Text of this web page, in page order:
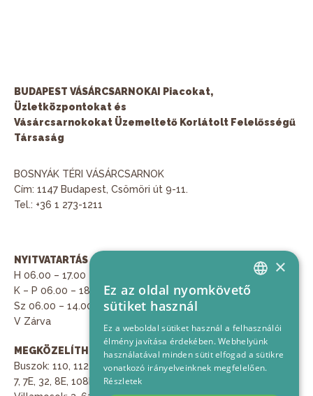
BUDAPEST VÁSÁRCSARNOKAI Piacokat,
Üzletközpontokat és
Vásárcsarnokokat Üzemeltető Korlátolt Felelősségű
Társaság
BOSNYÁK TÉRI VÁSÁRCSARNOK
Cím: 1147 Budapest, Csömöri út 9-11.
Tel.: +36 1 273-1211
NYITVATARTÁS
H 06.00 – 17.00
K – P 06.00 – 18.00
Sz 06.00 – 14.00
V Zárva
MEGKÖZELÍTHETŐ
Buszok: 110, 112, 124, 125, 277,
7, 7E, 32, 8E, 108E, 133E
Az aktuális díjszabás szerint.
VEZETŐ FELÜGYELŐ:
Lakatos Szilárd
HÁZIREND
HUNGARIAN
×
Ez az oldal nyomkövető
sütiket használ
Ez a weboldal sütiket használ a felhasználói
élmény javítása érdekében. Webhelyünk
használatával minden sütit elfogad a sütikre
vonatkozó irányelveinknek megfelelően.
Részletek